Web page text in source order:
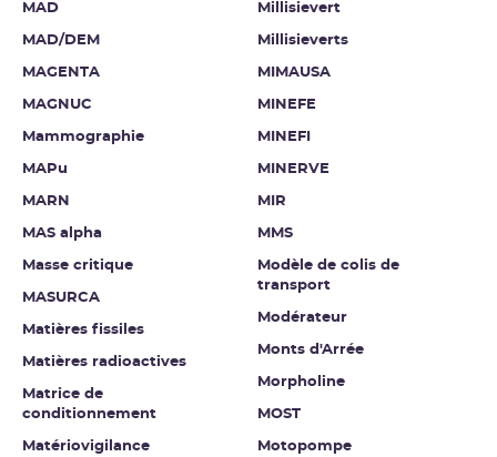
MAD
MAD/DEM
MAGENTA
MAGNUC
Mammographie
MAPu
MARN
MAS alpha
Masse critique
MASURCA
Matières fissiles
Matières radioactives
Matrice de
conditionnement
Matériovigilance
Millisievert
Millisieverts
MIMAUSA
MINEFE
MINEFI
MINERVE
MIR
MMS
Modèle de colis de
transport
Modérateur
Monts d'Arrée
Morpholine
MOST
Motopompe